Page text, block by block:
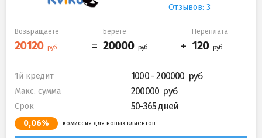
Отзывов: 3
Возвращаете Берете Переплата
1й кредит 1000 - 200000
Макс. сумма 200000
Срок 50-365 дней
0,06% комиссия для новых клиентов